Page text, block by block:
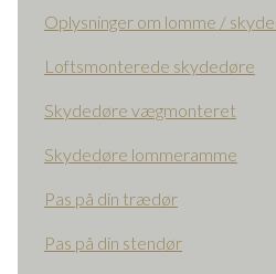
Oplysninger om lomme /
Loftsmonterede skydedøre
Skydedøre vægmonteret
Skydedøre lommeramme
Pas på din trædør
Pas på din stendør